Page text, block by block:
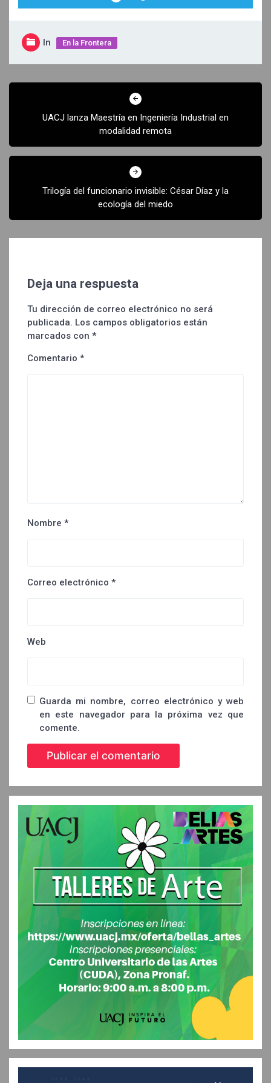
In En la Frontera
Navegación
entradasUACJ lanza Maestría en Ingeniería Industrial en
modalidad remota
Trilogía del funcionario invisible: César Díaz y la
ecología del miedo
Deja una respuesta
Tu dirección de correo electrónico no será
publicada. Los campos obligatorios están
marcados con *
Comentario *
Nombre *
Correo electrónico *
Web
Guarda mi nombre, correo electrónico y web
en este navegador para la próxima vez que
comente.